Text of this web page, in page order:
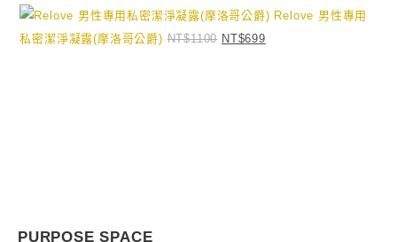
Relove 男性專用
私密潔淨凝露(摩洛哥公爵) NT$1100 NT$699
預約體驗
PURPOSE SPACE